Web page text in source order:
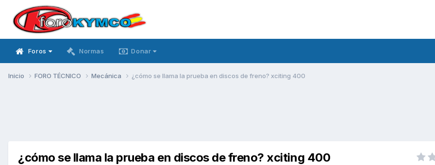
Foros Normas Donar
Inicio FORO TÉCNICO Mecánica ¿cómo se llama la prueba en discos de freno? xciting 400
¿cómo se llama la prueba en discos de freno? xciting 400